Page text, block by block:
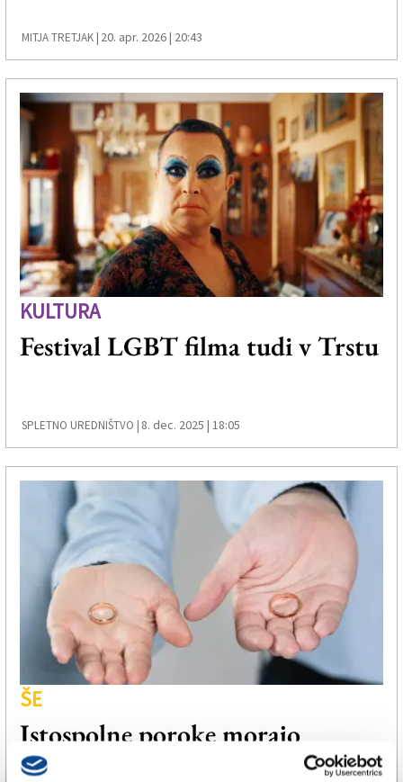
MITJA TRETJAK | 20. apr. 2026 | 20:43
KULTURA
Festival LGBT filma tudi v Trstu
SPLETNO UREDNIŠTVO | 8. dec. 2025 | 18:05
ŠE
Istospolne poroke morajo
priznati vse članice EU